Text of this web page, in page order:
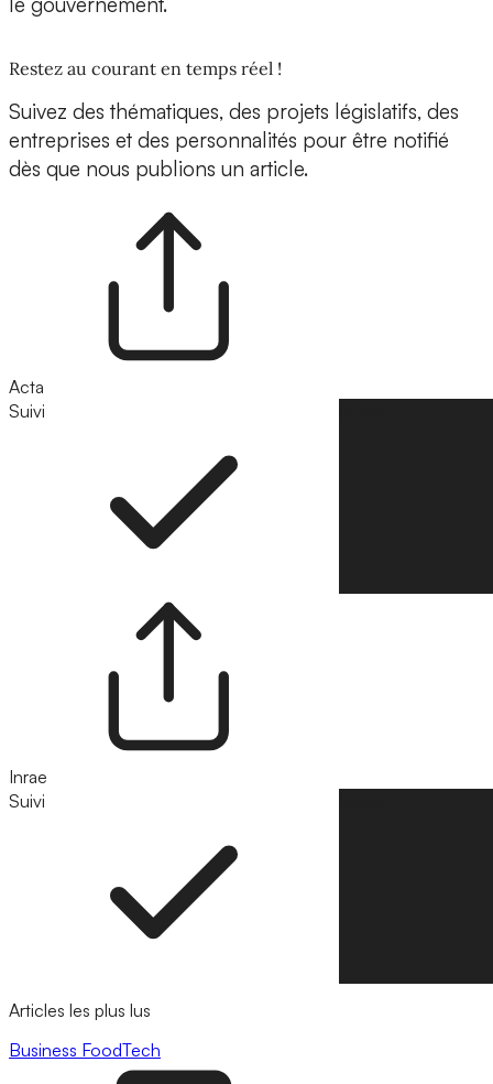
Restez au courant en temps réel !
Suivez des thématiques, des projets législatifs, des
entreprises et des personnalités pour être notifié
dès que nous publions un article.
Acta
Suivi
Inrae
Suivi
Articles les plus lus
Business FoodTech